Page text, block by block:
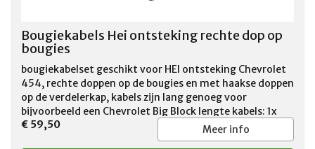
Bougiekabels Hei ontsteking rechte dop op
bougies
bougiekabelset geschikt voor HEI ontsteking Chevrolet
454, rechte doppen op de bougies en met haakse doppen
op de verdelerkap, kabels zijn lang genoeg voor
bijvoorbeeld een Chevrolet Big Block lengte kabels: 1x
68cm 4x 73cm 1x 83cm 1x 93cm 1x 103cm
€ 59,50 Meer info